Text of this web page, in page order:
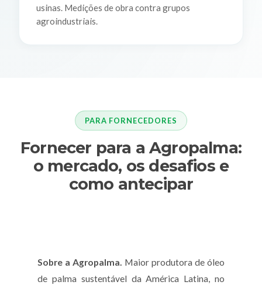
usinas. Medições de obra contra grupos
agroindustriais.
PARA FORNECEDORES
Fornecer para a Agropalma:
o mercado, os desafios e
como antecipar
Sobre a Agropalma. Maior produtora de óleo
de palma sustentável da América Latina, no